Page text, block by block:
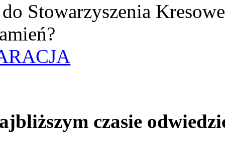
Stowarzyszenia
czasie